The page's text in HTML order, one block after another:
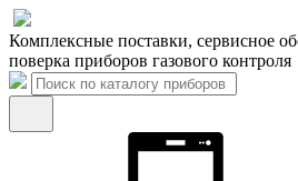
Комплексные поставки, сервисное
поверка приборов газового контроля